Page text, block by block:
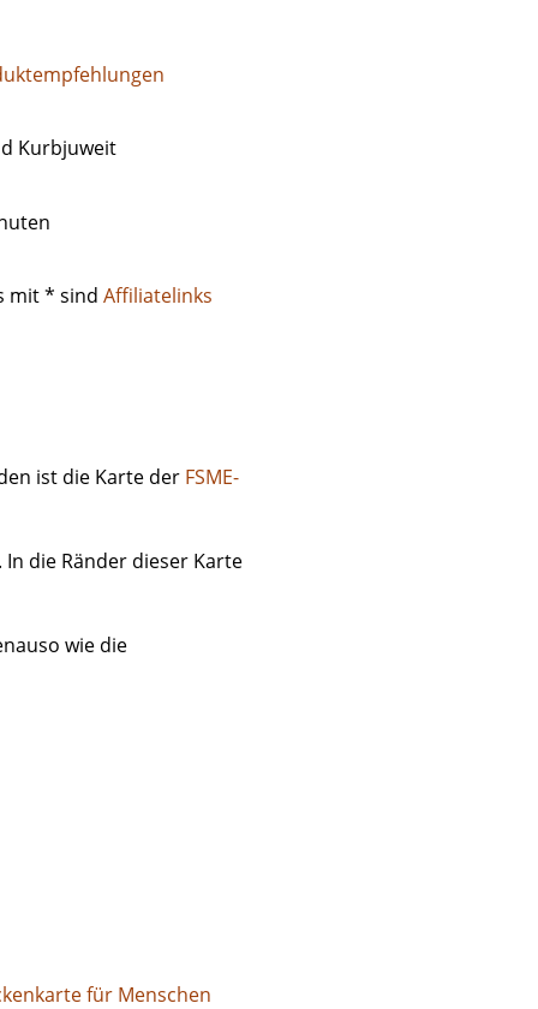
Kurbjuweit
mit * sindAffiliatelinks
ist die Karte der FSME-
die Ränder dieser Karte
wie die
für Menschen